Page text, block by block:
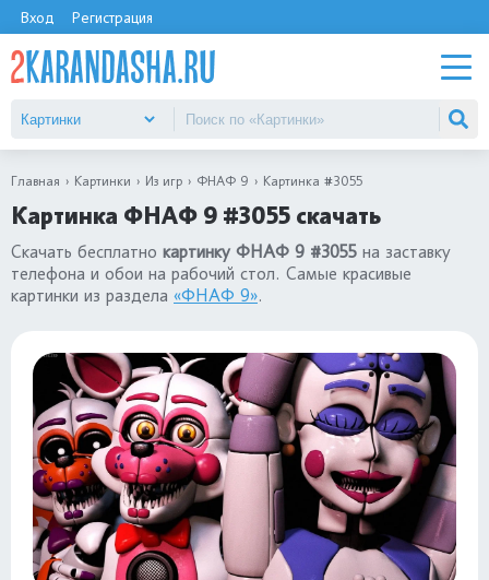
Вход Регистрация
Главная Картинки Из игр ФНАФ 9 Картинка #3055
Картинка ФНАФ 9 #3055 скачать
Скачать бесплатно картинку ФНАФ 9 #3055 на заставку
телефона и обои на рабочий стол. Самые красивые
картинки из раздела «ФНАФ 9».